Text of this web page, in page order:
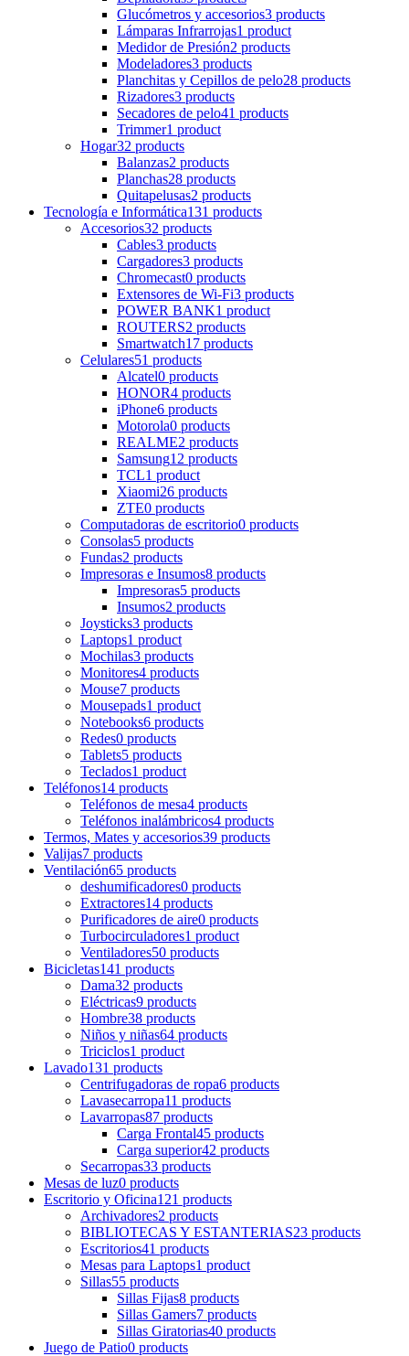
Glucómetros y accesorios3 products
Lámparas Infrarrojas1 product
Medidor de Presión2 products
Modeladores3 products
Planchitas y Cepillos de pelo28 products
Rizadores3 products
Secadores de pelo41 products
Trimmer1 product
Hogar32 products
Balanzas2 products
Planchas28 products
Quitapelusas2 products
Tecnología e Informática131 products
Accesorios32 products
Cables3 products
Cargadores3 products
Chromecast0 products
Extensores de Wi-Fi3 products
POWER BANK1 product
ROUTERS2 products
Smartwatch17 products
Celulares51 products
Alcatel0 products
HONOR4 products
iPhone6 products
Motorola0 products
REALME2 products
Samsung12 products
TCL1 product
Xiaomi26 products
ZTE0 products
Computadoras de escritorio0 products
Consolas5 products
Fundas2 products
Impresoras e Insumos8 products
Impresoras5 products
Insumos2 products
Joysticks3 products
Laptops1 product
Mochilas3 products
Monitores4 products
Mouse7 products
Mousepads1 product
Notebooks6 products
Redes0 products
Tablets5 products
Teclados1 product
Teléfonos14 products
Teléfonos de mesa4 products
Teléfonos inalámbricos4 products
Termos, Mates y accesorios39 products
Valijas7 products
Ventilación65 products
deshumificadores0 products
Extractores14 products
Purificadores de aire0 products
Turbocirculadores1 product
Ventiladores50 products
Bicicletas141 products
Dama32 products
Eléctricas9 products
Hombre38 products
Niños y niñas64 products
Triciclos1 product
Lavado131 products
Centrifugadoras de ropa6 products
Lavasecarropa11 products
Lavarropas87 products
Carga Frontal45 products
Carga superior42 products
Secarropas33 products
Mesas de luz0 products
Escritorio y Oficina121 products
Archivadores2 products
BIBLIOTECAS Y ESTANTERIAS23 products
Escritorios41 products
Mesas para Laptops1 product
Sillas55 products
Sillas Fijas8 products
Sillas Gamers7 products
Sillas Giratorias40 products
Juego de Patio0 products